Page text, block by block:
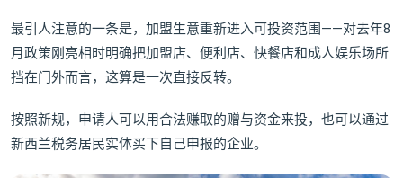
最引人注意的一条是，加盟生意重新进入可投资范围——对去年8
月政策刚亮相时明确把加盟店、便利店、快餐店和成人娱乐场所
挡在门外而言，这算是一次直接反转。
按照新规，申请人可以用合法赚取的赠与资金来投，也可以通过
新西兰税务居民实体买下自己申报的企业。